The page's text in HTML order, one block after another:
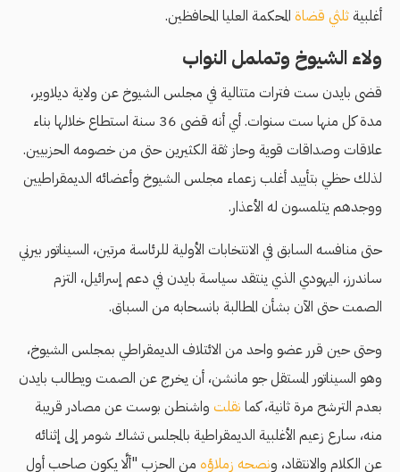
أغلبية ثلثي قضاة المحكمة العليا المحافظين.
ولاء الشيوخ وتململ النواب
قضى بايدن ست فترات متتالية في مجلس الشيوخ عن ولاية ديلاوير،
مدة كل منها ست سنوات. أي أنه قضى 36 سنة استطاع خلالها بناء
علاقات وصداقات قوية وحاز ثقة الكثيرين حتى من خصومه الحزبيين.
لذلك حظي بتأييد أغلب زعماء مجلس الشيوخ وأعضائه الديمقراطيين
ووجدهم يتلمسون له الأعذار.
حتى منافسه السابق في الانتخابات الأولية للرئاسة مرتين، السيناتور بيرني
ساندرز، اليهودي الذي ينتقد سياسة بايدن في دعم إسرائيل، التزم
الصمت حتى الآن بشأن المطالبة بانسحابه من السباق.
وحتى حين قرر عضو واحد من الائتلاف الديمقراطي بمجلس الشيوخ،
وهو السيناتور المستقل جو مانشن، أن يخرج عن الصمت ويطالب بايدن
بعدم الترشح مرة ثانية، كما نقلت واشنطن بوست عن مصادر قريبة
منه، سارع زعيم الأغلبية الديمقراطية بالمجلس تشاك شومر إلى إثنائه
عن الكلام والانتقاد، ونصحه زملاؤه من الحزب "ألَّا يكون صاحب أول